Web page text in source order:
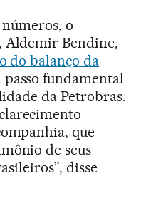
o
Aldemir Bendine,
do balanço da
fundamental
da Petrobras.
que
de seus
disse